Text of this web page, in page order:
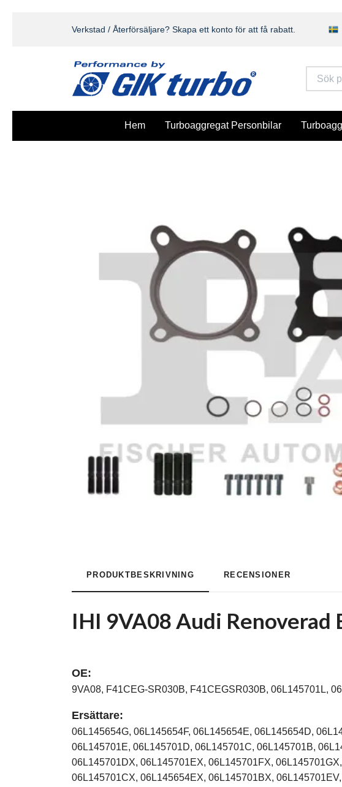
Verkstad / Återförsäljare? Skapa ett konto för att få rabatt.
Hem Turboaggregat Personbilar
PRODUKTBESKRIVNING RECENSIONER
IHI 9VA08 Audi
OE:
9VA08, F41CEG-SR030B, F41CEGSR030B, 06L145701L,
Ersättare:
06L145654G, 06L145654F, 06L145654E, 06L145654D,
06L145701E, 06L145701D, 06L145701C, 06L145701B,
06L145701DX, 06L145701EX, 06L145701FX,
06L145701CX, 06L145654EX, 06L145701BX,